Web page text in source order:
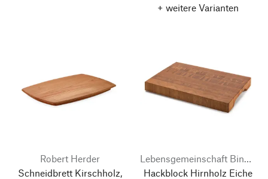
+ weitere Varianten
Robert Herder
Schneidbrett Kirschholz,
Lebensgemeinschaft Bingenheim
Hackblock Hirnholz Eiche